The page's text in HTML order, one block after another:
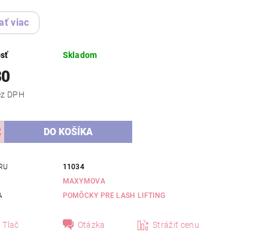
viac
Skladom
bez DPH
11034
MAXYMOVA
POMÔCKY PRE LASH LIFTING
Tlač Otázka Strážiť cenu